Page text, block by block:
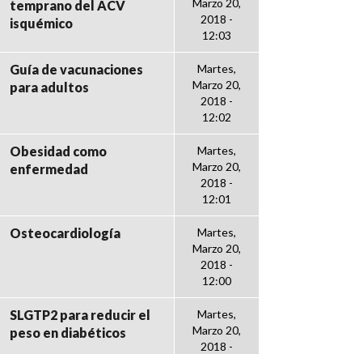
temprano del ACV
isquémico
Marzo 20,
2018 -
12:03
Guía de vacunaciones
para adultos
Martes,
Marzo 20,
2018 -
12:02
Obesidad como
enfermedad
Martes,
Marzo 20,
2018 -
12:01
Osteocardiología
Martes,
Marzo 20,
2018 -
12:00
SLGTP2 para reducir el
peso en diabéticos
Martes,
Marzo 20,
2018 -